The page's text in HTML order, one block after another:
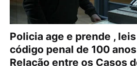
Policia age e prende ,
código penal de 100
Relação entre os Casos